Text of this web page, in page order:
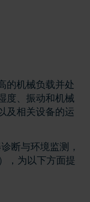
的机械负载并处
度、振动和机械
及相关设备的运
断与环境监测，
，为以下方面提